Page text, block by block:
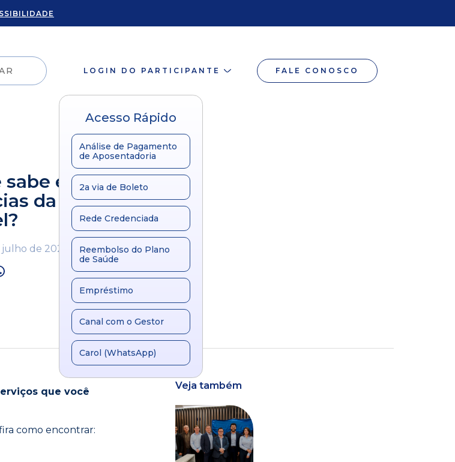
LOGIN DO PARTICIPANTE FALE CONOSCO
Acesso Rápido
Análise de Pagamento
de Aposentadoria
2a via de Boleto
Rede Credenciada
Reembolso do Plano
de Saúde
Empréstimo
Canal com o Gestor
Carol (WhatsApp)
sabe encontrar as
da Fundação
de 2021
que você
como encontrar:
Veja também